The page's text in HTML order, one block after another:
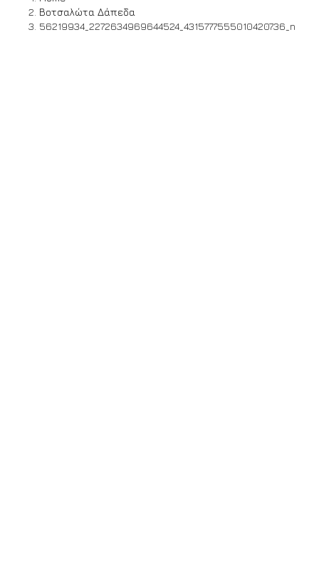
Βοτσαλώτα Δάπεδα
56219934_2272634969644524_4315777555010420736_n